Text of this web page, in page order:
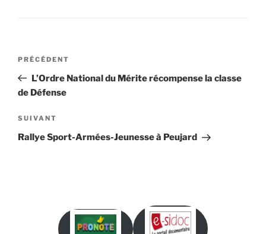
Navigation
l’article
Article
précédent
PRÉCÉDENT
L’Ordre National du Mérite récompense la classe
de Défense
Article
suivant
SUIVANT
Rallye Sport-Armées-Jeunesse à Peujard